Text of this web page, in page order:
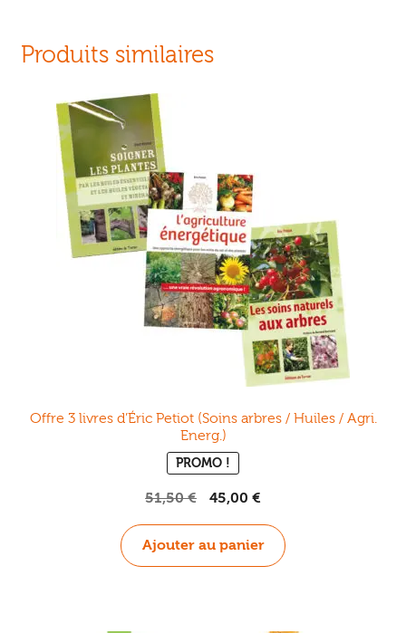
Produits similaires
Offre 3 livres d’Éric Petiot (Soins arbres / Huiles / Agri.
Energ.)
PROMO !
51,50€
Le
initial
était :
45,00 €Le
actuel
est :
Ajouter au panier